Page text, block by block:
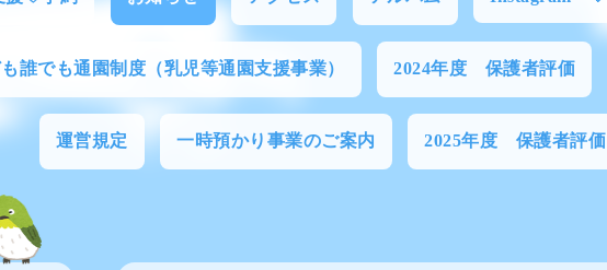
誰でも通園制度（乳児等通園支援事業） 2024年度 保護者評価
運営規定 一時預かり事業のご案内 2025年度 保護者評価